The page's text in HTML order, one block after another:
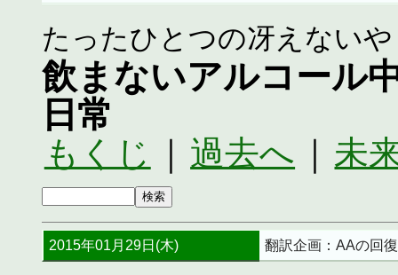
たったひとつの冴えない
飲まないアルコール
日常
もくじ 過去へ 未
2015年01月29日(木) 翻訳企画：AAの回